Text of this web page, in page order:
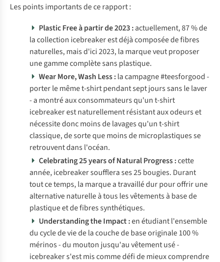
Les points importants de ce rapport :
Plastic Free à partir de 2023 :actuellement, 87 % de
la collection icebreaker est déjà composée de fibres
naturelles, mais d'ici 2023, la marque veut proposer
une gamme complète sans plastique.
Wear More, Wash Less :la campagne #teesforgood -
porter le même t-shirt pendant sept jours sans le laver
- a montré aux consommateurs qu'un t-shirt
icebreaker est naturellement résistant aux odeurs et
nécessite donc moins de lavages qu'un t-shirt
classique, de sorte que moins de microplastiques se
retrouvent dans l'océan.
Celebrating 25 years of Natural Progress :cette
année, icebreaker soufflera ses 25 bougies. Durant
tout ce temps, la marque a travaillé dur pour offrir une
alternative naturelle à tous les vêtements à base de
plastique et de fibres synthétiques.
Understanding the Impact :en étudiant l'ensemble
du cycle de vie de la couche de base originale 100 %
mérinos - du mouton jusqu'au vêtement usé -
icebreaker s'est mis comme défi de mieux comprendre